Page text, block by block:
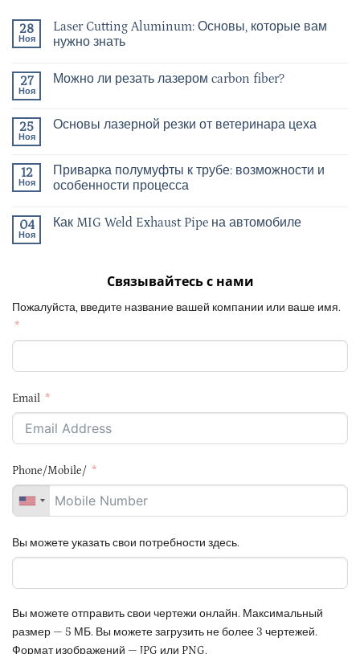
28
Ноя
Laser Cutting Aluminum: Основы, которые вам
нужно знать
27
Ноя
Можно ли резать лазером carbon fiber?
25
Ноя
Основы лазерной резки от ветеринара цеха
12
Ноя
Приварка полумуфты к трубе: возможности и
особенности процесса
04
Ноя
Как MIG Weld Exhaust Pipe на автомобиле
Связывайтесь с нами
Пожалуйста, введите название вашей компании или ваше имя.
Email
Phone/Mobile/
Вы можете указать свои потребности здесь.
Вы можете отправить свои чертежи онлайн. Максимальный
размер — 5 МБ. Вы можете загрузить не более 3 чертежей.
Формат изображений — JPG или PNG.